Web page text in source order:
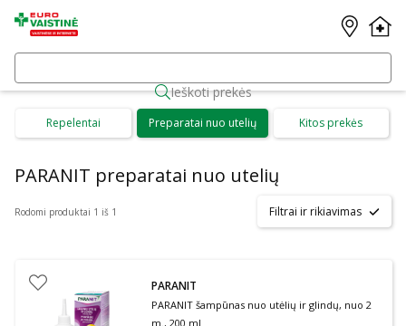
Ieškoti prekės
Repelentai Preparatai nuo utelių Kitos prekės
PARANIT preparatai nuo utelių
Rodomi produktai 1 iš 1 Filtrai ir rikiavimas
PARANIT
PARANIT šampūnas nuo utėlių ir glindų, nuo 2
m., 200 ml